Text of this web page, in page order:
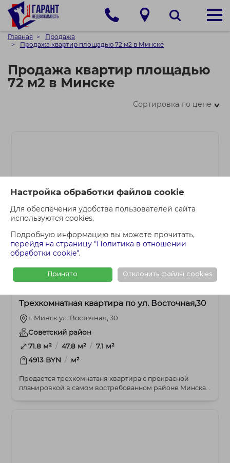
Настройка обработки файлов cookie
Для обеспечения удобства пользователей сайта
используются cookies.
Подробную информацию вы можете прочитать,
перейдя на страницу "Политика в отношении
обработки cookie".
Принято Отклонить файлы cookies
Главная
Продажа
Продажа квартир площадью 72 м2 в Минске
Продажа квартир площадью
72 м2 в Минске
Сортировка по цене>
3-комнатная 410 000 BYN
Трехкомнатная квартира по ул. Восточная,30
г. Минск ул. Восточная, 30
Советский район
71.8 м² / 47.8 м² / 7.1 м²
4913 BYN / м²
Продается трехкомнатаня квартира с прекрасной
планировкой в самом востребованном районе Минска,